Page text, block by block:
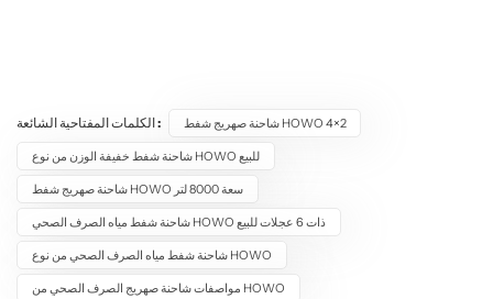
الكلمات المفتاحية الشائعة : شاحنة صهريج شفط HOWO 4×2
شاحنة شفط خفيفة الوزن من نوع HOWO للبيع
شاحنة صهريج شفط HOWO سعة 8000 لتر
شاحنة شفط مياه الصرف الصحي HOWO ذات 6 عجلات للبيع
شاحنة شفط مياه الصرف الصحي من نوع HOWO
مواصفات شاحنة صهريج الصرف الصحي من HOWO